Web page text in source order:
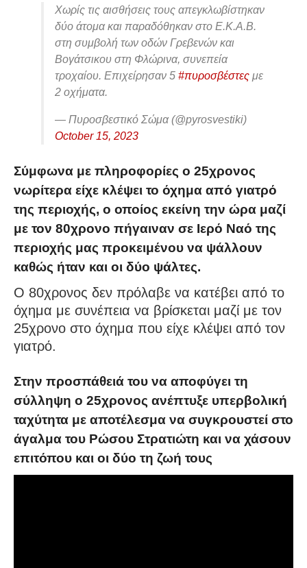
Χωρίς τις αισθήσεις τους απεγκλωβίστηκαν
δύο άτομα και παραδόθηκαν στο Ε.Κ.Α.Β.
στη συμβολή των οδών Γρεβενών και
Βογάτσικου στη Φλώρινα, συνεπεία
τροχαίου. Επιχείρησαν 5 #πυροσβέστες με
2 οχήματα.
— Πυροσβεστικό Σώμα (@pyrosvestiki)
October 15, 2023
Σύμφωνα με πληροφορίες ο 25χρονος
νωρίτερα είχε κλέψει το όχημα από γιατρό
της περιοχής, ο οποίος εκείνη την ώρα μαζί
με τον 80χρονο πήγαιναν σε Ιερό Ναό της
περιοχής μας προκειμένου να ψάλλουν
καθώς ήταν και οι δύο ψάλτες.
Ο 80χρονος δεν πρόλαβε να κατέβει από το
όχημα με συνέπεια να βρίσκεται μαζί με τον
25χρονο στο όχημα που είχε κλέψει από τον
γιατρό.
Στην προσπάθειά του να αποφύγει τη
σύλληψη ο 25χρονος ανέπτυξε υπερβολική
ταχύτητα με αποτέλεσμα να συγκρουστεί στο
άγαλμα του Ρώσου Στρατιώτη και να χάσουν
επιτόπου και οι δύο τη ζωή τους